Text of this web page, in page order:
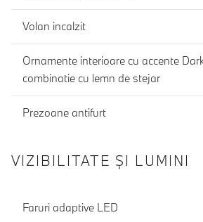
Volan incalzit
Ornamente interioare cu accente
combinatie cu lemn de stejar
Prezoane antifurt
VIZIBILITATE ȘI LUMINI
Faruri adaptive LED